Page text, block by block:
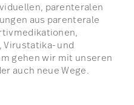
parenteralen
aus parenterale
Virustatika- und
gehen wir mit unseren
auch neue Wege.